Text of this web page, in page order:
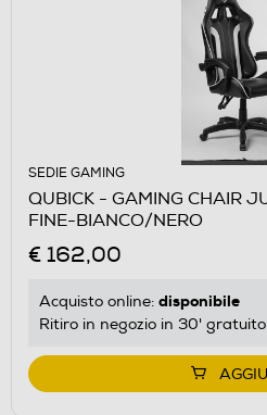
SEDIE GAMING
QUBICK - GAMING CHAIR
FINE-BIANCO/NERO
€ 162,00
Acquisto online: disponibile
Ritiro in negozio in 30'